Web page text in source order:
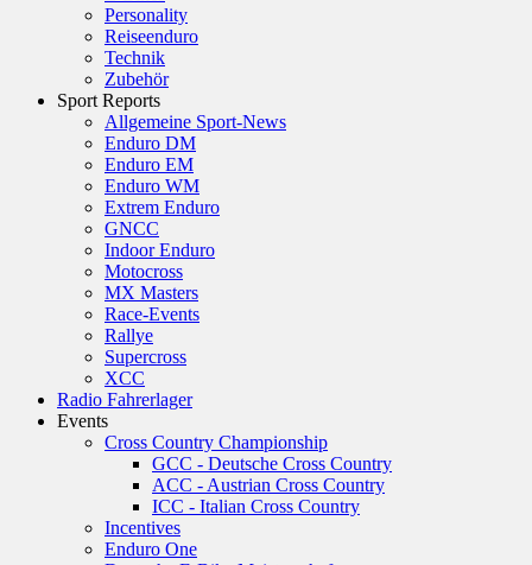
Personality
Reiseenduro
Technik
Zubehör
Sport Reports
Allgemeine Sport-News
Enduro DM
Enduro EM
Enduro WM
Extrem Enduro
GNCC
Indoor Enduro
Motocross
MX Masters
Race-Events
Rallye
Supercross
XCC
Radio Fahrerlager
Events
Cross Country Championship
GCC - Deutsche Cross Country
ACC - Austrian Cross Country
ICC - Italian Cross Country
Incentives
Enduro One